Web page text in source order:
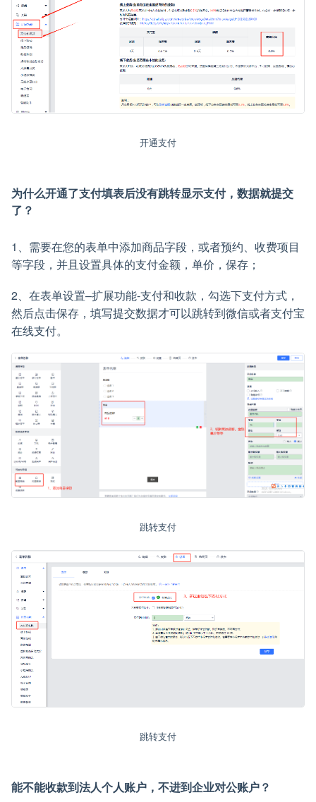
开通支付
为什么开通了支付填表后没有跳转显示支付，数据就提交
了？
1、需要在您的表单中添加商品字段，或者预约、收费项目
等字段，并且设置具体的支付金额，单价，保存；
2、在表单设置–扩展功能-支付和收款，勾选下支付方式，
然后点击保存，填写提交数据才可以跳转到微信或者支付宝
在线支付。
跳转支付
跳转支付
能不能收款到法人个人账户，不进到企业对公账户？